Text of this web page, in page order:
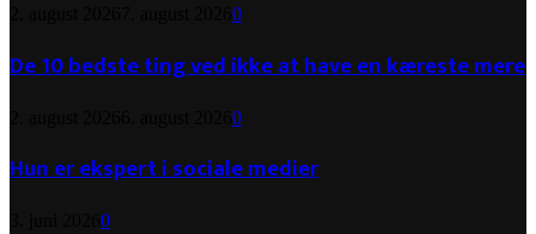
0
De 10 bedste ting ved ikke at have en kæreste mere
0
Hun er ekspert i sociale medier
0